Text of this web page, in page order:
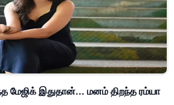
மேஜிக் இதுதான்... மனம் திறந்த ரம்யா